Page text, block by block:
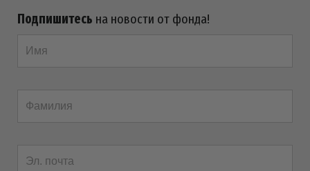
Подпишитесь на новости от фонда!